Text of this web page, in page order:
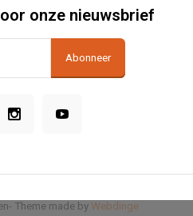
onze nieuwsbrief
Abonneer
- Theme made by Webdinge